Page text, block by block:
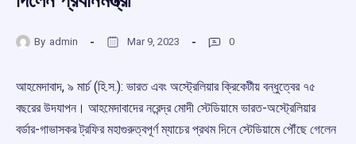
By admin Mar 9, 2023 0
আহমেদাবাদ, ৯ মার্চ (হি.স.): ভারত এবং অস্ট্রেলিয়ার ক্রিকেটীয় বন্ধুত্বের ৭৫
বছরের উদযাপন। আহমেদাবাদের নরেন্দ্র মোদী স্টেডিয়ামে ভারত-অস্ট্রেলিয়ার
বর্ডার-গাভাসকর ট্রফির মহাগুরুত্বপূর্ণ ম্যাচের প্রথম দিনে স্টেডিয়ামে পৌঁছে গেলেন